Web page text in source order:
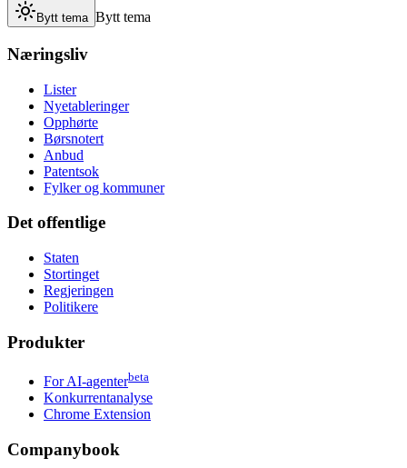
Bytt tema Bytt tema
Næringsliv
Lister
Nyetableringer
Opphørte
Børsnotert
Anbud
Patentsok
Fylker og kommuner
Det offentlige
Staten
Stortinget
Regjeringen
Politikere
Produkter
For AI-agenterbeta
Konkurrentanalyse
Chrome Extension
Companybook